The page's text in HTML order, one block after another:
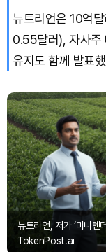
뉴트리언은 10억
0.55달러), 자사주
유지도 함께 발표
뉴트리언, 저가 ‘미니텐
TokenPost.ai